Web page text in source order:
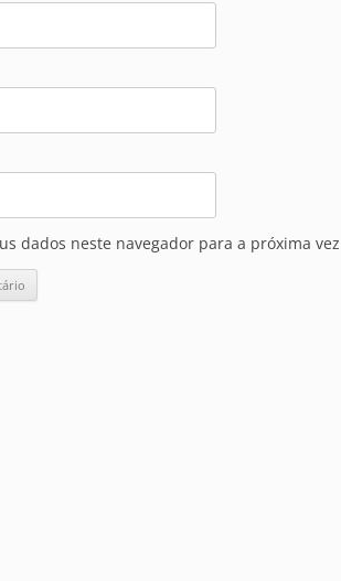
dados neste navegador para a próxima